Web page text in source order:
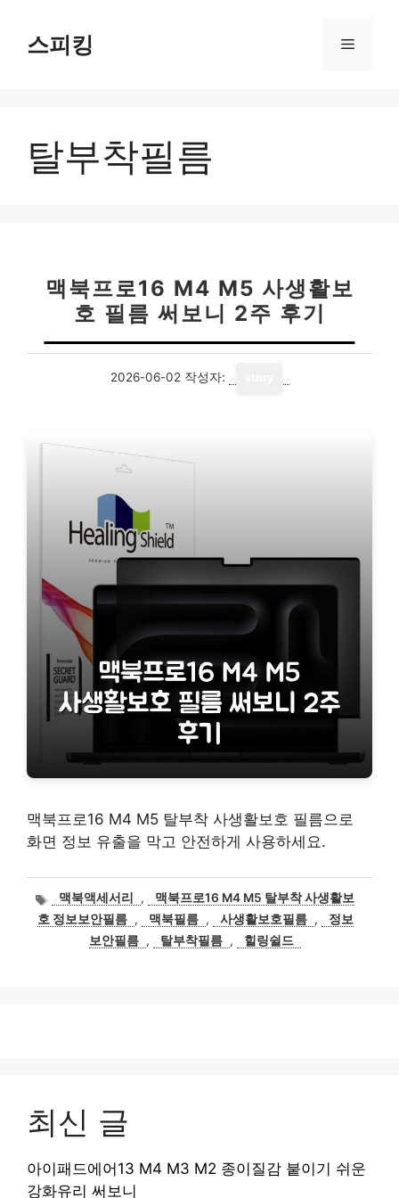
스피킹 메
탈부착필름
맥북프로16 M4 M5 사생활보
호 필름 써보니 2주 후기
2026-06-02 작성자:
맥북프로16 M4 M5 탈부착 사생활보호 필름으로
화면 정보 유출을 막고 안전하게 사용하세요.
태
그
맥북액세서리 ,
맥북프로16 M4 M5 탈부착 사생활보
호 정보보안필름 , 맥북필름 , 사생활보호필름 ,
정보
보안필름 , 탈부착필름 , 힐링쉴드
최신 글
아이패드에어13 M4 M3 M2 종이질감 붙이기 쉬운
강화유리 써보니